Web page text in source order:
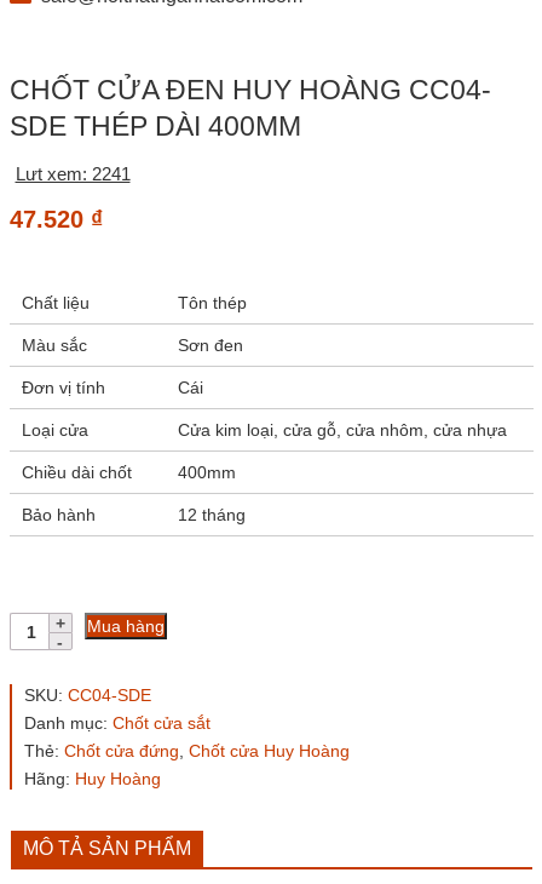
CHỐT CỬA ĐEN HUY HOÀNG CC04-
SDE THÉP DÀI 400MM
Lưt xem: 2241
47.520 ₫
Chất liệu Tôn thép
Màu sắc Sơn đen
Đơn vị tính Cái
Loại cửa Cửa kim loại, cửa gỗ, cửa nhôm, cửa nhựa
Chiều dài chốt 400mm
Bảo hành 12 tháng
Chốt
cửa
Huy
CC04-
SDE
thép
số
Mua hàng
SKU: CC04-SDE
Danh mục: Chốt cửa sắt
Thẻ: Chốt cửa đứng Chốt cửa Huy Hoàng
Hãng: Huy Hoàng
MÔ TẢ SẢN PHẨM